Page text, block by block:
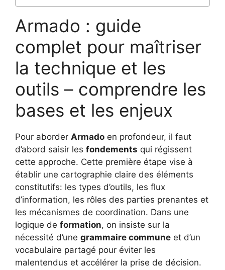
Armado : guide
complet pour maîtriser
la technique et les
outils – comprendre les
bases et les enjeux
Pour aborder Armado en profondeur, il faut
d’abord saisir les fondements qui régissent
cette approche. Cette première étape vise à
établir une cartographie claire des éléments
constitutifs: les types d’outils, les flux
d’information, les rôles des parties prenantes et
les mécanismes de coordination. Dans une
logique de formation, on insiste sur la
nécessité d’une grammaire commune et d’un
vocabulaire partagé pour éviter les
malentendus et accélérer la prise de décision.